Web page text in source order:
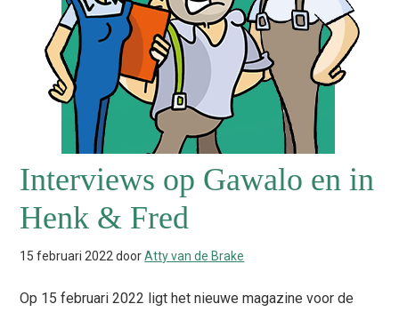
Interviews op Gawalo en in
Henk & Fred
15 februari 2022doorAtty van de Brake
Op 15 februari 2022 ligt het nieuwe magazine voor de